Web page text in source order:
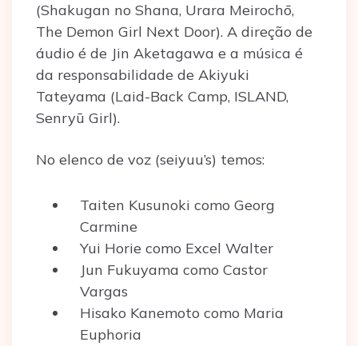
(Shakugan no Shana, Urara Meirochō,
The Demon Girl Next Door). A direção de
áudio é de Jin Aketagawa e a música é
da responsabilidade de Akiyuki
Tateyama (Laid-Back Camp, ISLAND,
Senryū Girl).
No elenco de voz (seiyuu’s) temos:
Taiten Kusunoki como Georg
Carmine
Yui Horie como Excel Walter
Jun Fukuyama como Castor
Vargas
Hisako Kanemoto como Maria
Euphoria